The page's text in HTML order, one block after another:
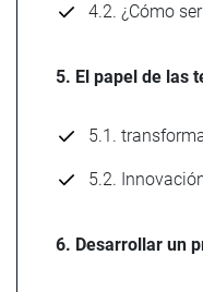
4.2. ¿Cómo
5. El papel de las
5.1.
5.2.
6. Desarrollar un